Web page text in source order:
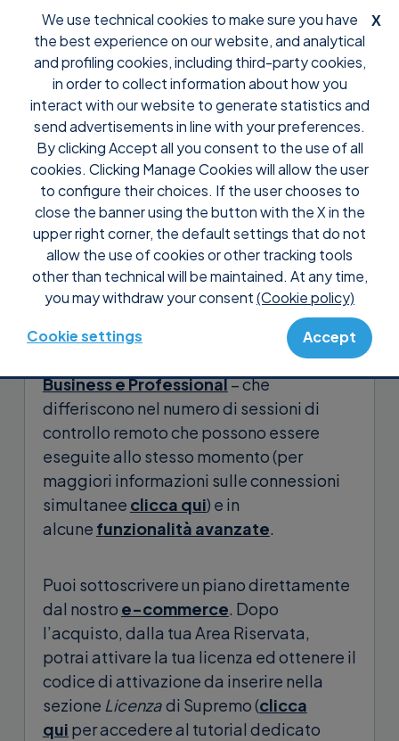
X
We use technical cookies to make sure you have
the best experience on our website, and analytical
and profiling cookies, including third-party cookies,
in order to collect information about how you
interact with our website to generate statistics and
send advertisements in line with your preferences.
By clicking Accept all you consent to the use of all
cookies. Clicking Manage Cookies will allow the user
to configure their choices. If the user chooses to
close the banner using the button with the X in the
upper right corner, the default settings that do not
allow the use of cookies or other tracking tools
other than technical will be maintained. At any time,
you may withdraw your consent(Cookie policy)
Cookie settings Accept
Support Domande frequenti Pre Vendita
Come funzionano i piani di
Supremo?
La sottoscrizione di un piano Supremo è
necessaria per l’utilizzo professionale
e/o continuativo.
Business e Professional– che
differiscono nel numero di sessioni di
controllo remoto che possono essere
eseguite allo stesso momento (per
maggiori informazioni sulle connessioni
simultanee clicca qui) e in
alcune funzionalità avanzate.
Puoi sottoscrivere un piano direttamente
dal nostro e-commerce. Dopo
l’acquisto, dalla tua Area Riservata,
potrai attivare la tua licenza ed ottenere il
codice di attivazione da inserire nella
sezione Licenza di Supremo (clicca
qui per accedere al tutorial dedicato